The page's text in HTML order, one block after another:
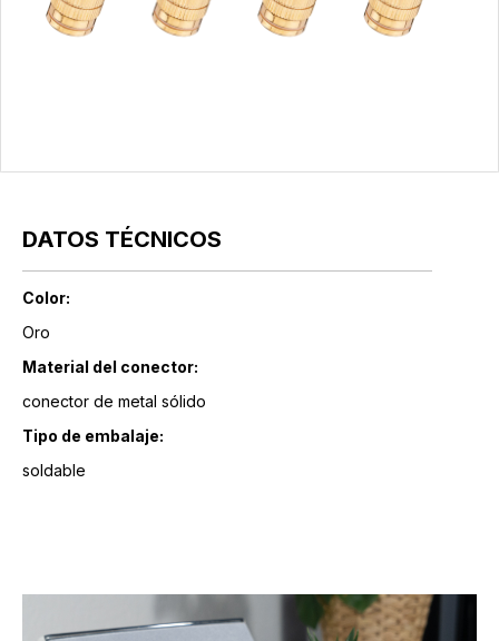
DATOS TÉCNICOS
Color:
Oro
Material del conector:
conector de metal sólido
Tipo de embalaje:
soldable